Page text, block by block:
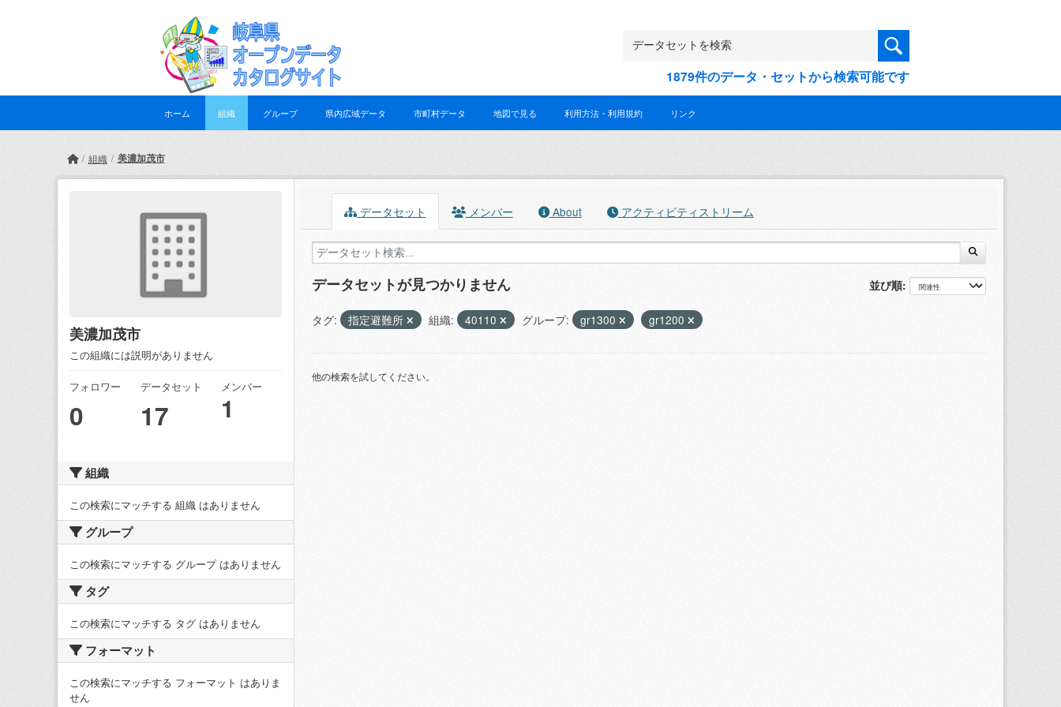
1879件のデータ・セットから検索可能です
ホーム 組織 グループ 県内広域データ 市町村データ 地図で見る 利用方法・利用規約 リンク
組織 美濃加茂市
美濃加茂市
この組織には説明がありません
フォロワー
0
データセット
17
メンバー
1
組織
この検索にマッチする 組織 はありません
グループ
この検索にマッチする グループ はありません
タグ
この検索にマッチする タグ はありません
フォーマット
この検索にマッチする フォーマット はありま
せん
データセット メンバー About アクティビティストリーム
並び順
データセットが見つかりません
タグ: 指定避難所 組織: 40110 グループ: gr1300 gr1200
他の検索を試してください。